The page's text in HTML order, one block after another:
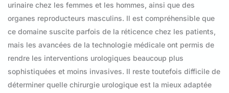
urinaire chez les femmes et les hommes, ainsi que des
organes reproducteurs masculins. Il est compréhensible que
ce domaine suscite parfois de la réticence chez les patients,
mais les avancées de la technologie médicale ont permis de
rendre les interventions urologiques beaucoup plus
sophistiquées et moins invasives. Il reste toutefois difficile de
déterminer quelle chirurgie urologique est la mieux adaptée